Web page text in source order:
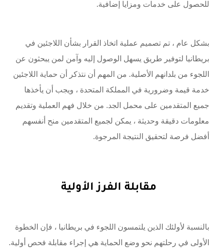
للحصول على خدمات ومزايا إضافية.
بشكل عام ، تم تصميم عملية اتخاذ القرار بشأن اللاجئين في
بريطانيا لتوفير طريق يسهل الوصول إليه وآمن لمن يبحثون عن
اللجوء من بلدانهم الأصلية. من المهم أن نتذكر أن حماية اللاجئين
خدمة قيمة وضرورية في المملكة المتحدة ، ويجب أن يأخذها
جميع المتقدمين على محمل الجد. من خلال فهم العملية وتقديم
معلومات دقيقة وحديثة ، يمكن لجميع المتقدمين منح أنفسهم
أفضل فرصة لتحقيق النتيجة المرجوة.
مقابلة الفرز الأولية
بالنسبة لأولئك الذين يلتمسون اللجوء في بريطانيا ، فإن الخطوة
الأولى في رحلتهم نحو وضع الحماية هي إجراء مقابلة فحص أولية.